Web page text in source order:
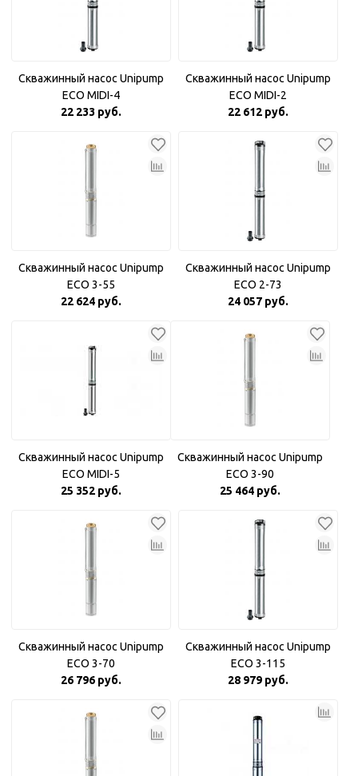
Скважинный насос Unipump
ECO MIDI-4
22 233 руб.
Скважинный насос Unipump
ECO MIDI-2
22 612 руб.
Скважинный насос Unipump
ECO 3-55
22 624 руб.
Скважинный насос Unipump
ECO 2-73
24 057 руб.
Скважинный насос Unipump
ECO MIDI-5
25 352 руб.
Скважинный насос Unipump
ECO 3-90
25 464 руб.
Скважинный насос Unipump
ECO 3-70
26 796 руб.
Скважинный насос Unipump
ECO 3-115
28 979 руб.